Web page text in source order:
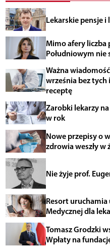
Lekarskie pensje
Mimo afery liczba
Południowym nie
Ważna
września bez
receptę
Zarobki lekarzy
w rok
Nowe przepisy o
zdrowia weszły w
Nie żyje prof.
Resort uruchamia
Medycznej dla
Tomasz Grodzki
Wpłaty na